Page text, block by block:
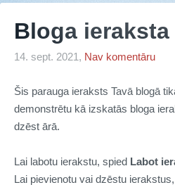
Bloga
14. sept. 2021, Nav komentāru
Šis parauga ieraksts Tavā blogā
demonstrētu kā izskatās bloga
dzēst ārā.
Lai labotu ierakstu, spied Labot
Lai pievienotu vai dzēstu